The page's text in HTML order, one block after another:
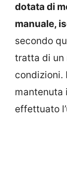
dotata di
manuale,
secondo
tratta di un
condizioni.
mantenuta
effettuato